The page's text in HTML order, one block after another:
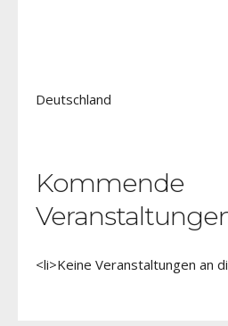
Deutschland
Kommende
<li>Keine Veranstaltungen an